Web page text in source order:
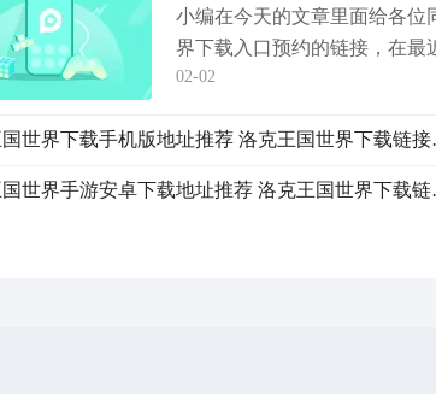
小编在今天的文章里面给各位
界下载入口预约的链接，在最
之高，有不少好奇的玩家都想
文章里面来给各位同学完成解
天下文中的这...
02-02
洛克王
洛克王